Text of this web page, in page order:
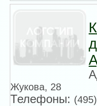
Жукова, 28
Телефоны: